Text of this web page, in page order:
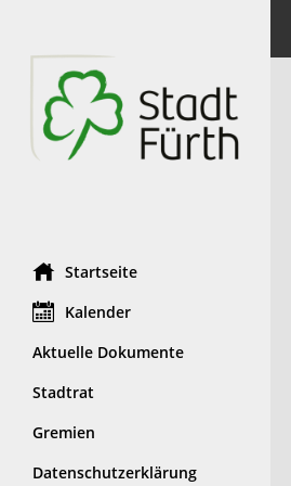
Startseite
Kalender
Aktuelle Dokumente
Stadtrat
Gremien
Datenschutzerklärung